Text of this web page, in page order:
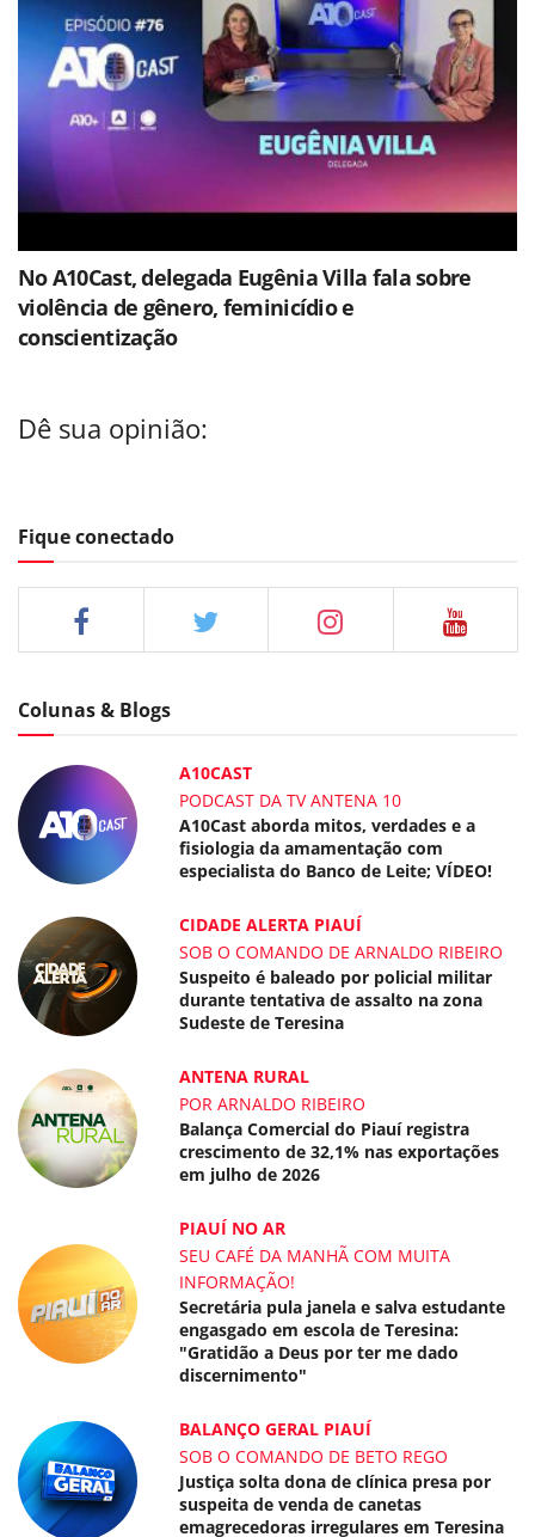
No A10Cast, delegada Eugênia Villa fala sobre
violência de gênero, feminicídio e
conscientização
Dê sua opinião:
Fique conectado
Colunas & Blogs
A10CAST
PODCAST DA TV ANTENA 10
A10Cast aborda mitos, verdades e a
fisiologia da amamentação com
especialista do Banco de Leite; VÍDEO!
CIDADE ALERTA PIAUÍ
SOB O COMANDO DE ARNALDO RIBEIRO
Suspeito é baleado por policial militar
durante tentativa de assalto na zona
Sudeste de Teresina
ANTENA RURAL
POR ARNALDO RIBEIRO
Balança Comercial do Piauí registra
crescimento de 32,1% nas exportações
em julho de 2026
PIAUÍ NO AR
SEU CAFÉ DA MANHÃ COM MUITA
INFORMAÇÃO!
Secretária pula janela e salva estudante
engasgado em escola de Teresina:
"Gratidão a Deus por ter me dado
discernimento"
BALANÇO GERAL PIAUÍ
SOB O COMANDO DE BETO REGO
Justiça solta dona de clínica presa por
suspeita de venda de canetas
emagrecedoras irregulares em Teresina